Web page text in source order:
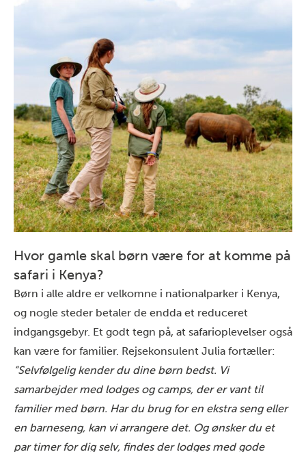
Hvor gamle skal børn være for at komme på
safari i Kenya?
Børn i alle aldre er velkomne i nationalparker i Kenya,
og nogle steder betaler de endda et reduceret
indgangsgebyr. Et godt tegn på, at safarioplevelser også
kan være for familier. Rejsekonsulent Julia fortæller:
“Selvfølgelig kender du dine børn bedst. Vi
samarbejder med lodges og camps, der er vant til
familier med børn. Har du brug for en ekstra seng eller
en barneseng, kan vi arrangere det. Og ønsker du et
par timer for dig selv, findes der lodges med gode